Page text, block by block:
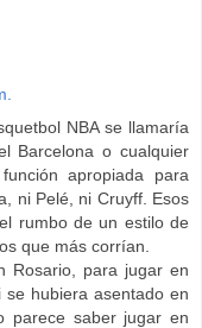
NBA se llamaría
Barcelona o cualquier
apropiada para
ni Pelé, ni Cruyff. Esos
rumbo de un estilo de
que más corrían.
Rosario, para jugar en
hubiera asentado en
parece saber jugar en